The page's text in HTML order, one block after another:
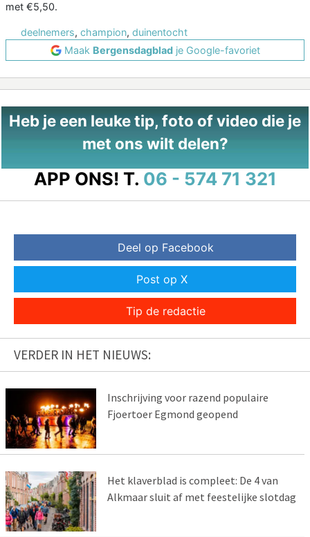
met €5,50.
deelnemers, champion, duinentocht
Maak Bergensdagbladje Google-favoriet
Heb je een leuke tip, foto of video die je
met ons wilt delen?
APP ONS! T. 06 - 574 71 321
Deel op Facebook
Post op X
Tip de redactie
VERDER IN HET NIEUWS:
Inschrijving voor razend populaire
Fjoertoer Egmond geopend
Het klaverblad is compleet: De 4 van
Alkmaar sluit af met feestelijke slotdag